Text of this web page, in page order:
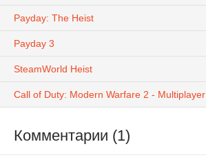
Payday: The Heist
Payday 3
SteamWorld Heist
Call of Duty: Modern Warfare 2 - Multiplayer
Комментарии (1)